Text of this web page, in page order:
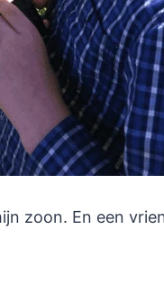
zoon. En een